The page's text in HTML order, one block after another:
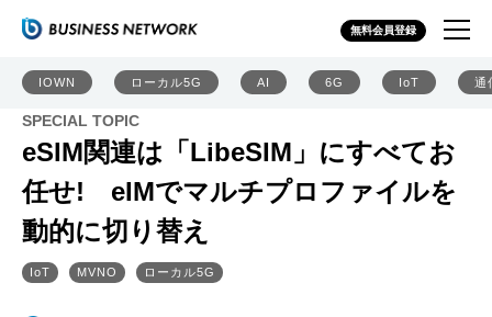
無料会員登録
IOWN ローカル5G AI 6G IoT 通
SPECIAL TOPIC
eSIM関連は「LibeSIM」にすべてお
任せ! eIMでマルチプロファイルを
動的に切り替え
IoT MVNO ローカル5G